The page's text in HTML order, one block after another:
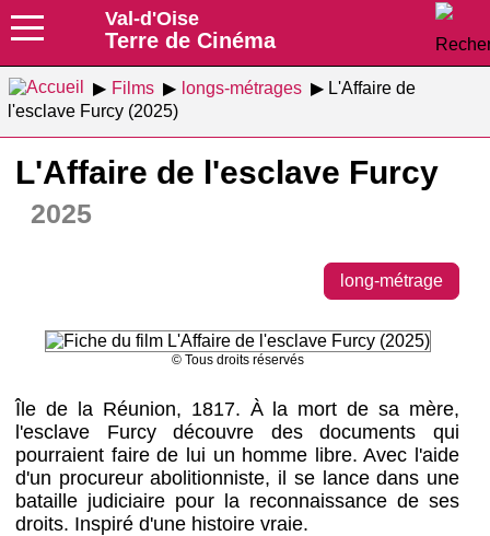
Val-d'Oise
Terre de Cinéma
Films longs-métrages
L'Affaire de
l'esclave Furcy (2025)
L'Affaire de l'esclave Furcy
2025
long-métrage
© Tous droits réservés
Île de la Réunion, 1817. À la mort de sa mère,
l'esclave Furcy découvre des documents qui
pourraient faire de lui un homme libre. Avec l'aide
d'un procureur abolitionniste, il se lance dans une
bataille judiciaire pour la reconnaissance de ses
droits. Inspiré d'une histoire vraie.